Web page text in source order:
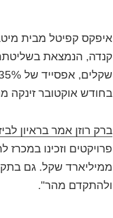
איפקס קפיטל מבית
בחודש אוקטובר זינקה
ברק רוזן אמר בראיון
פרויקטים וזכינו
ממיליארד שקל. גם
ולהתקדם מהר".